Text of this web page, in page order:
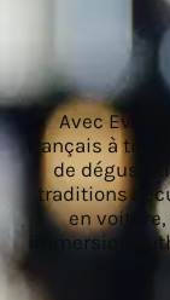
Avec
français à
de
traditions
en
immersion